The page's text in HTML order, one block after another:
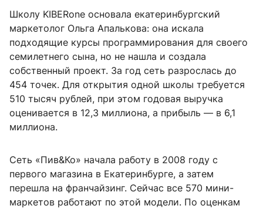
Школу KIBERone основала екатеринбургский
маркетолог Ольга Апалькова: она искала
подходящие курсы программирования для своего
семилетнего сына, но не нашла и создала
собственный проект. За год сеть разрослась до
454 точек. Для открытия одной школы требуется
510 тысяч рублей, при этом годовая выручка
оценивается в 12,3 миллиона, а прибыль — в 6,1
миллиона.
Сеть «Пив&Ко» начала работу в 2008 году с
первого магазина в Екатеринбурге, а затем
перешла на франчайзинг. Сейчас все 570 мини-
маркетов работают по этой модели. По оценкам